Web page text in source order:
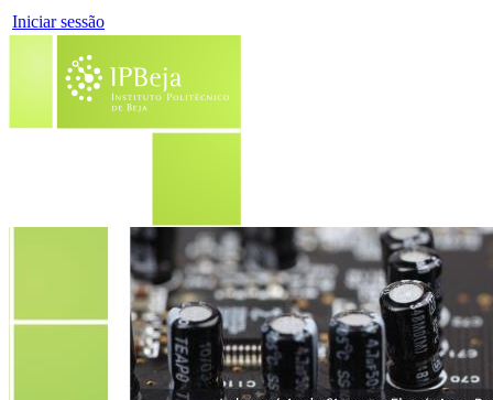
Iniciar sessão